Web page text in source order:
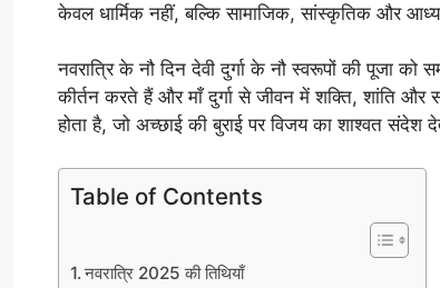
केवल धार्मिक नहीं, बल्कि सामाजिक, सांस्कृतिक और
नवरात्रि के नौ दिन देवी दुर्गा के नौ स्वरूपों की पूजा
कीर्तन करते हैं और माँ दुर्गा से जीवन में शक्ति, शांति और
होता है, जो अच्छाई की बुराई पर विजय का शाश्वत संदेश
Table of Contents
नवरात्रि 2025 की तिथियाँ